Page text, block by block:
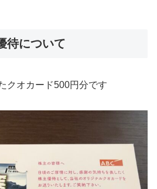
待について
クオカード500円分です